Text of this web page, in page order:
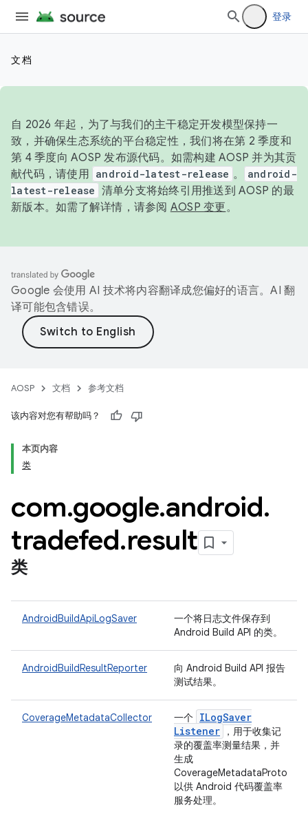
登录
文档
自 2026 年起，为了与我们的主干稳定开发模型保持一
致，并确保生态系统的平台稳定性，我们将在第 2 季度和
第 4 季度向 AOSP 发布源代码。如需构建 AOSP 并为其贡
献代码，请使用 android-latest-release 。
android-
latest-release 清单分支将始终引用推送到 AOSP 的最
新版本。如需了解详情，请参阅 AOSP 变更。
Google 会使用 AI 技术将内容翻译成您偏好的语言。AI 翻
译可能包含错误。
AOSP 文档 参考文档
该内容对您有帮助吗？
本页内容
类
com.google.android.
tradefed.result
类
AndroidBuildApiLogSaver
一个将日志文件保存到
Android Build API 的类。
AndroidBuildResultReporter
向 Android Build API 报告
测试结果。
CoverageMetadataCollector 一个 ILogSaver
Listener
，用于收集记
录的覆盖率测量结果，并
生成
CoverageMetadataProto
以供 Android 代码覆盖率
服务处理。